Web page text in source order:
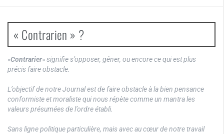
« Contrarien » ?
«Contrarier» signifie s’opposer, gêner, ou encore ce qui est plus
précis faire obstacle.
L’objectif de notre Journal est de faire obstacle à la bien pensance
conformiste et moraliste qui nous répète comme un mantra les
valeurs présumées de l’ordre établi.
Sans ligne politique particulière, mais avec au cœur de notre travail